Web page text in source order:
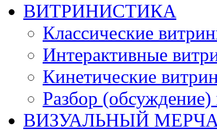
ВИТРИНИСТИКА
Классические
Интерактивные
Кинетические
Разбор (обсуждение)
ВИЗУАЛЬНЫЙ